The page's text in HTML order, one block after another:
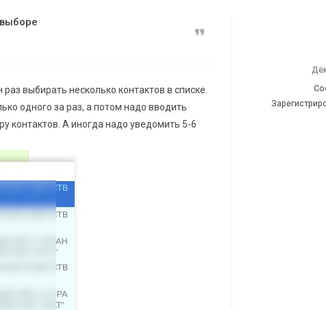
Цитата
выбирать несколько контактов в списке.
одного за раз, а потом надо вводить
контактов. А иногда надо уведомить 5-6